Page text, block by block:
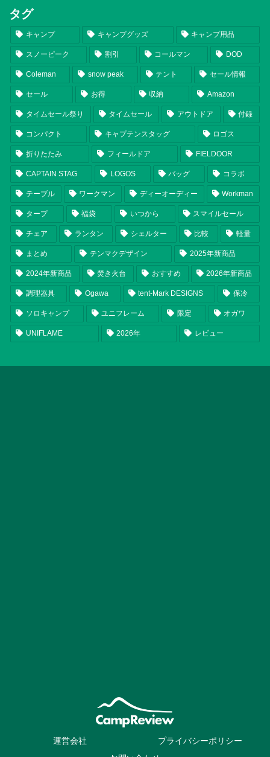
タグ
キャンプ キャンプグッズ キャンプ用品
スノーピーク 割引 コールマン DOD
Coleman snow peak テント セール情報
セール お得 収納 Amazon
タイムセール祭り タイムセール アウトドア 付録
コンパクト キャプテンスタッグ ロゴス
折りたたみ フィールドア FIELDOOR
CAPTAIN STAG LOGOS バッグ コラボ
テーブル ワークマン ディーオーディー Workman
タープ 福袋 いつから スマイルセール
チェア ランタン シェルター 比較 軽量
まとめ テンマクデザイン 2025年新商品
2024年新商品 焚き火台 おすすめ 2026年新商品
調理器具 Ogawa tent-Mark DESIGNS 保冷
ソロキャンプ ユニフレーム 限定 オガワ
UNIFLAME 2026年 レビュー
運営会社
プライバシーポリシー